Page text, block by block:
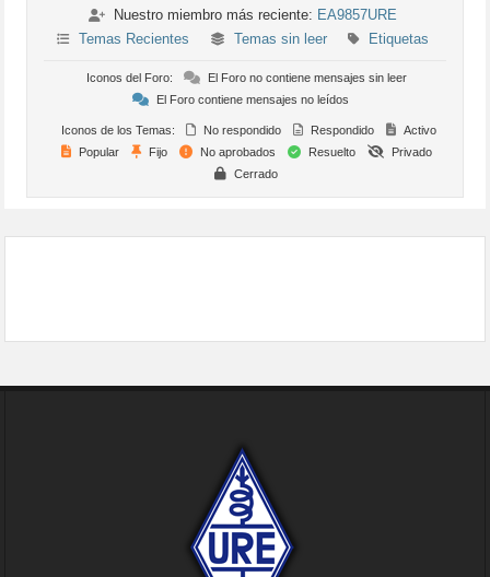
Nuestro miembro más reciente: EA9857URE
Temas Recientes
Temas sin leer Etiquetas
Iconos del Foro:
El Foro no contiene mensajes sin leer
El Foro contiene mensajes no leídos
Iconos de los Temas: No respondido Respondido
Activo
Popular
Fijo No aprobados Resuelto
Privado
Cerrado